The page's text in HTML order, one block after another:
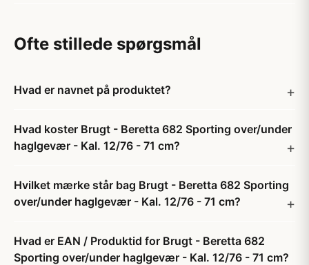
Ofte stillede spørgsmål
Hvad er navnet på produktet?
Hvad koster Brugt - Beretta 682 Sporting over/under
haglgevær - Kal. 12/76 - 71 cm?
Hvilket mærke står bag Brugt - Beretta 682 Sporting
over/under haglgevær - Kal. 12/76 - 71 cm?
Hvad er EAN / Produktid for Brugt - Beretta 682
Sporting over/under haglgevær - Kal. 12/76 - 71 cm?